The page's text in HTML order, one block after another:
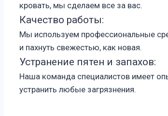
кровать, мы сделаем все за вас.
Качество работы:
Мы используем профессиональные
и пахнуть свежестью, как новая.
Устранение пятен и запахов:
Наша команда специалистов имеет
устранить любые загрязнения.